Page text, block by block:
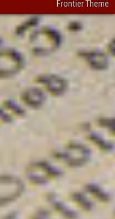
Frontier Theme